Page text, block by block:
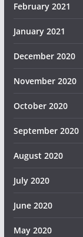
February 2021
January 2021
December 2020
November 2020
October 2020
September 2020
August 2020
July 2020
June 2020
May 2020